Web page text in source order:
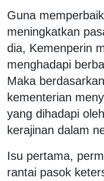
Guna
meningkatkan
dia, Kemenperin
menghadapi
Maka
kementerian
yang dihadapi
kerajinan dalam
Isu pertama,
rantai pasok